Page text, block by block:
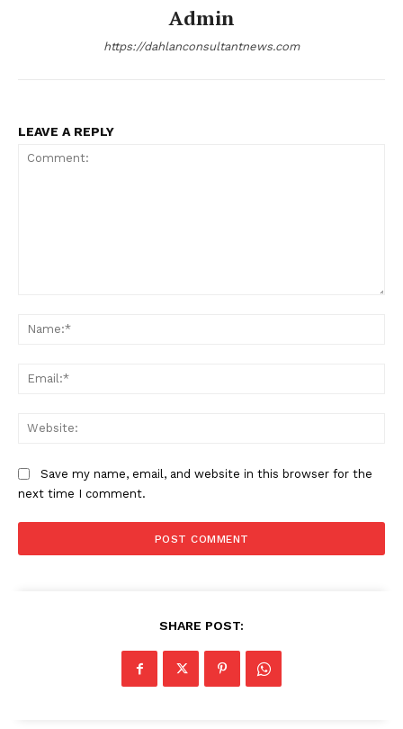
Admin
https://dahlanconsultantnews.com
LEAVE A REPLY
Save my name, email, and website in this browser for the
next time I comment.
SHARE POST: